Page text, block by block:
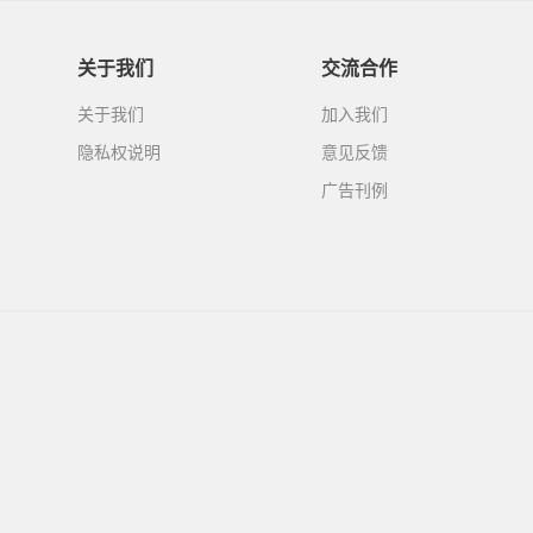
关于我们
关于我们
隐私权说明
交流合作
加入我们
意见反馈
广告刊例